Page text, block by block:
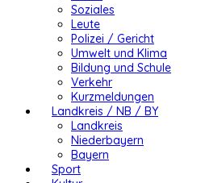
Soziales
Leute
Polizei / Gericht
Umwelt und Klima
Bildung und Schule
Verkehr
Kurzmeldungen
Landkreis / NB / BY
Landkreis
Niederbayern
Bayern
Sport